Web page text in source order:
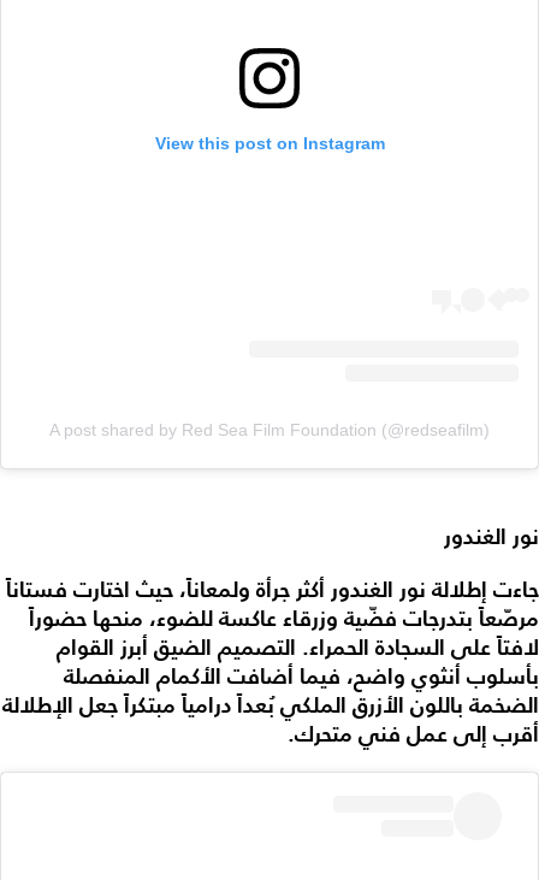
View this post on Instagram
A post shared by Red Sea Film Foundation (@redseafilm)
نور الغندور
جاءت إطلالة نور الغندور أكثر جرأة ولمعاناً، حيث اختارت فستاناً
مرصّعاً بتدرجات فضّية وزرقاء عاكسة للضوء، منحها حضوراً
لافتاً على السجادة الحمراء. التصميم الضيق أبرز القوام
بأسلوب أنثوي واضح، فيما أضافت الأكمام المنفصلة
الضخمة باللون الأزرق الملكي بُعداً درامياً مبتكراً جعل الإطلالة
أقرب إلى عمل فني متحرك.